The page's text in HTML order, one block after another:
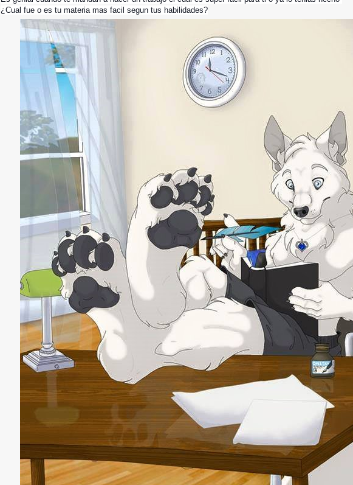
¿Cual fue o es tu materia mas facil segun tus habilidades?